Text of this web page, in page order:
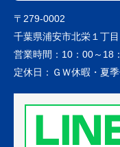
〒279-0002
千葉県浦安市北栄１丁
営業時間： 10：00～18
定休日： ＧＷ休暇・夏